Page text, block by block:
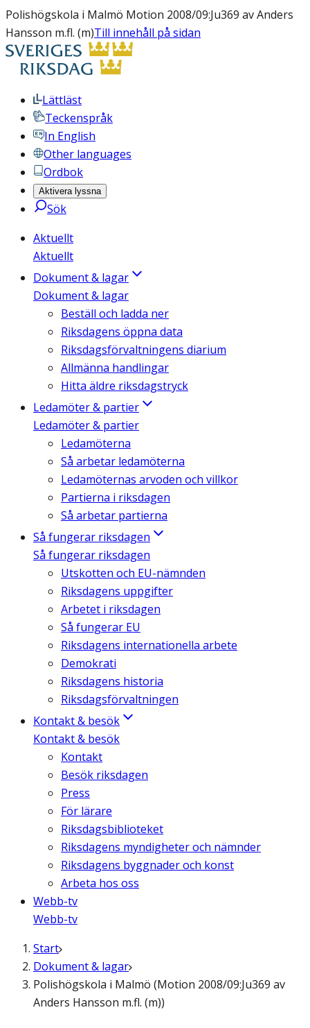
Polishögskola i Malmö Motion 2008/09:Ju369 av Anders
Hansson m.fl. (m)Till innehåll på sidan
Lättläst
Teckenspråk
In English
Other languages
Ordbok
Aktivera lyssna
Sök
Aktuellt
Aktuellt
Dokument & lagar
Dokument & lagar
Beställ och ladda ner
Riksdagens öppna data
Riksdagsförvaltningens diarium
Allmänna handlingar
Hitta äldre riksdagstryck
Ledamöter & partier
Ledamöter & partier
Ledamöterna
Så arbetar ledamöterna
Ledamöternas arvoden och villkor
Partierna i riksdagen
Så arbetar partierna
Så fungerar riksdagen
Så fungerar riksdagen
Utskotten och EU-nämnden
Riksdagens uppgifter
Arbetet i riksdagen
Så fungerar EU
Riksdagens internationella arbete
Demokrati
Riksdagens historia
Riksdagsförvaltningen
Kontakt & besök
Kontakt & besök
Kontakt
Besök riksdagen
Press
För lärare
Riksdagsbiblioteket
Riksdagens myndigheter och nämnder
Riksdagens byggnader och konst
Arbeta hos oss
Webb-tv
Webb-tv
Start
Dokument & lagar
Polishögskola i Malmö (Motion 2008/09:Ju369 av
Anders Hansson m.fl. (m))